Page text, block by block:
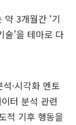
3개월간 ‘기
술’을 테마로 다
·시각화 멘토
터 분석 관련
적 기후 행동을